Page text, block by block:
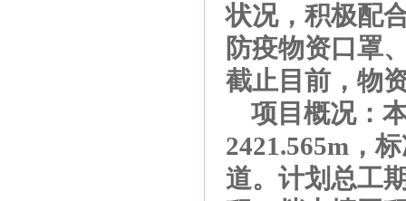
状况，积极配
防疫物资口罩
截止目前，物
项目概况：
2421.565m，
道。计划总工